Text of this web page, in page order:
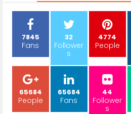
7845
Fans
32
Follower
s
4774
People
65684
People
65684
Fans
44
Follower
s